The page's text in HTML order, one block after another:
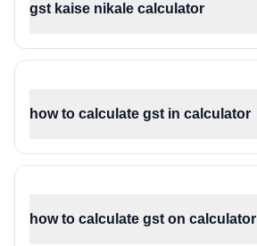
gst kaise nikale calculator
how to calculate gst in calculator
how to calculate gst on calculator